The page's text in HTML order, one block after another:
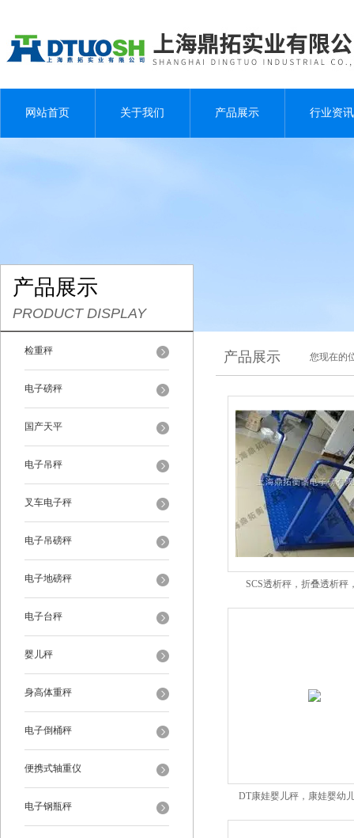
网站首页 关于我们 产品展示 行业资讯
产品展示
PRODUCT DISPLAY
检重秤
电子磅秤
国产天平
电子吊秤
叉车电子秤
电子吊磅秤
电子地磅秤
电子台秤
婴儿秤
身高体重秤
电子倒桶秤
便携式轴重仪
电子钢瓶秤
产品展示 您现在的
SCS透析秤，折叠透析秤
DT康娃婴儿秤，康娃婴幼